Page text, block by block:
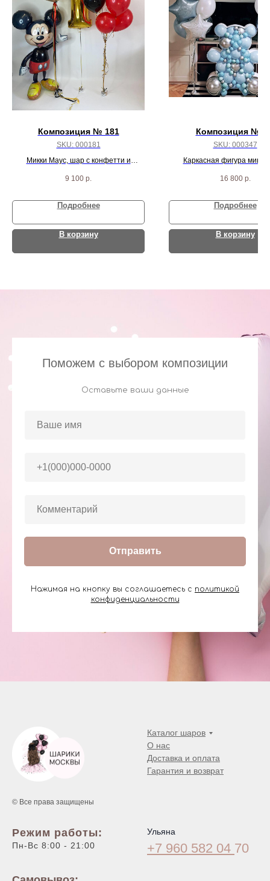
Композиция № 181
SKU: 000181
Микки Маус, шар с конфетти и
пастель шаров
9 100 р.
Подробнее
В корзину
Композиция
SKU: 000347
Каркасная фигура
16 800 р.
Подробнее
В корзину
Поможем с выбором композиции
Оставьте ваши данные
Отправить
Нажимая на кнопку вы соглашаетесь с политикой
конфиденциальности
© Все права защищены
Каталог шаров
О нас
Доставка и оплата
Гарантия и возврат
Режим работы:
Пн-Вс 8:00 - 21:00
Ульяна
+7 960 582 04 70